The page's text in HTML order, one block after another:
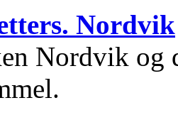
Nordvik
Nordvik og